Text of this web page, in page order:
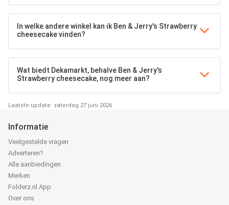
In welke andere winkel kan ik Ben & Jerry's Strawberry
cheesecake vinden?
Wat biedt Dekamarkt, behalve Ben & Jerry's
Strawberry cheesecake, nog meer aan?
Laatste update: zaterdag 27 juni 2026
Informatie
Veelgestelde vragen
Adverteren?
Alle aanbiedingen
Merken
Folderz.nl App
Over ons